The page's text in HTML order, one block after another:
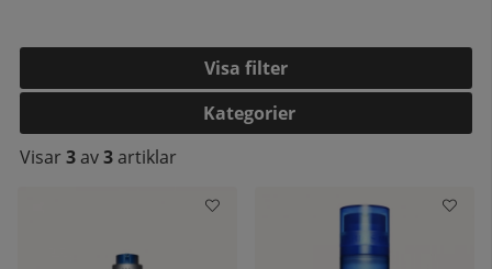
Filtrera
Kategorier
Visar 3av3artiklar